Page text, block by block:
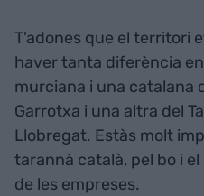
T'adones que el territori
haver tanta diferència
murciana i una catalana
Garrotxa i una altra del
Llobregat. Estàs molt
tarannà català, pel bo i
de les empreses.